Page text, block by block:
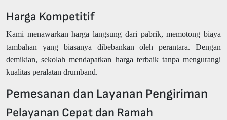
Harga Kompetitif
Kami menawarkan harga langsung dari pabrik, memotong biaya
tambahan yang biasanya dibebankan oleh perantara. Dengan
demikian, sekolah mendapatkan harga terbaik tanpa mengurangi
kualitas peralatan drumband.
Pemesanan dan Layanan Pengiriman
Pelayanan Cepat dan Ramah